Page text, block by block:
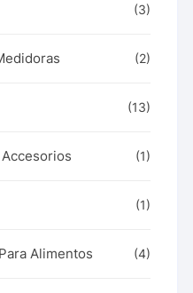
(3)
(2)
(13)
(1)
(1)
Alimentos (4)